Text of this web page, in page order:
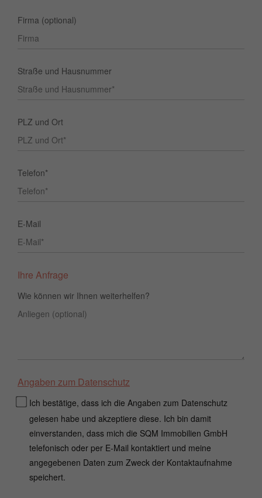
Firma (optional)
Straße und Hausnummer
PLZ und Ort
Telefon*
E-Mail
Ihre Anfrage
Wie können wir Ihnen weiterhelfen?
Angaben zum Datenschutz
Ich bestätige, dass ich die Angaben zum Datenschutz
gelesen habe und akzeptiere diese. Ich bin damit
einverstanden, dass mich die SQM Immobilien GmbH
telefonisch oder per E-Mail kontaktiert und meine
angegebenen Daten zum Zweck der Kontaktaufnahme
speichert.